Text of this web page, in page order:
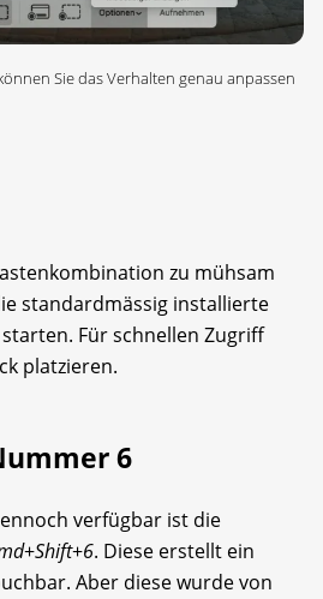
Sie das Verhalten genau anpassen
zu mühsam
standardmässig installierte
Für schnellen Zugriff
platzieren.
6
verfügbar ist die
+Shift+6. Diese erstellt ein
Aber diese wurde von